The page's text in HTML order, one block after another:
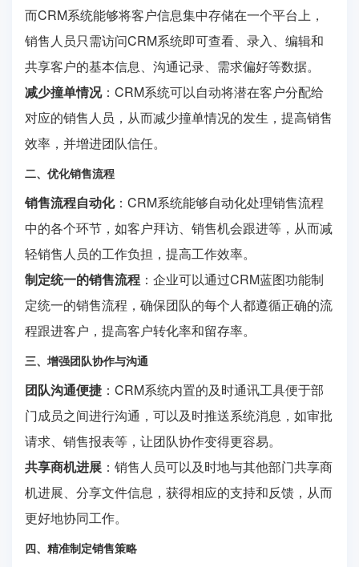
而CRM系统能够将客户信息集中存储在一个平台上，
销售人员只需访问CRM系统即可查看、录入、编辑和
共享客户的基本信息、沟通记录、需求偏好等数据。
减少撞单情况：CRM系统可以自动将潜在客户分配给
对应的销售人员，从而减少撞单情况的发生，提高销售
效率，并增进团队信任。
二、优化销售流程
销售流程自动化：CRM系统能够自动化处理销售流程
中的各个环节，如客户拜访、销售机会跟进等，从而减
轻销售人员的工作负担，提高工作效率。
制定统一的销售流程 ：企业可以通过CRM蓝图功能制
定统一的销售流程，确保团队的每个人都遵循正确的流
程跟进客户，提高客户转化率和留存率。
三、增强团队协作与沟通
团队沟通便捷 ：CRM系统内置的及时通讯工具便于部
门成员之间进行沟通，可以及时推送系统消息，如审批
请求、销售报表等，让团队协作变得更容易。
共享商机进展 ：销售人员可以及时地与其他部门共享商
机进展、分享文件信息，获得相应的支持和反馈，从而
更好地协同工作。
四、精准制定销售策略